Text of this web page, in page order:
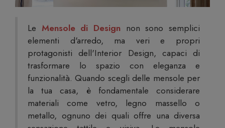
Le Mensole di Design non sono semplici
elementi d'arredo, ma veri e propri
protagonisti dell'Interior Design, capaci di
trasformare lo spazio con eleganza e
funzionalità. Quando scegli delle mensole per
la tua casa, è fondamentale considerare
materiali come vetro, legno massello o
metallo, ognuno dei quali offre una diversa